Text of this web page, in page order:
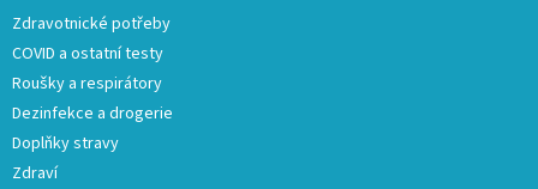
Zdravotnické potřeby
COVID a ostatní testy
Roušky a respirátory
Dezinfekce a drogerie
Doplňky stravy
Zdraví